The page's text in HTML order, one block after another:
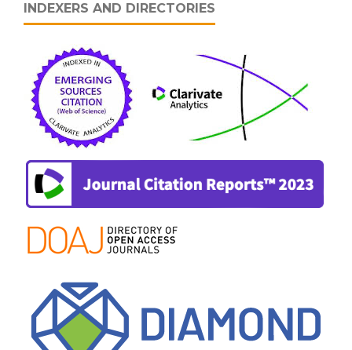
INDEXERS AND DIRECTORIES